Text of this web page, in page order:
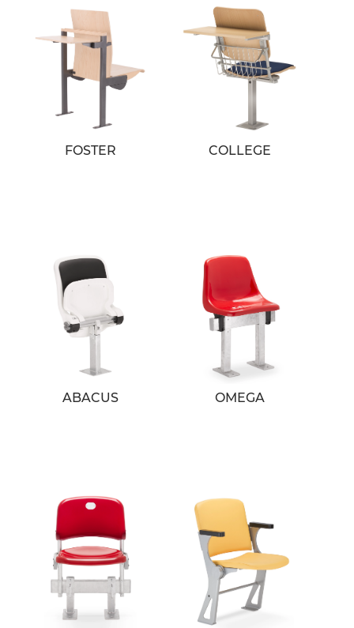
FOSTER COLLEGE
ABACUS OMEGA